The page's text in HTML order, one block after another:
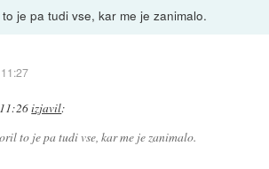
je pa tudi vse, kar me je zanimalo.
izjavil:
to je pa tudi vse, kar me je zanimalo.